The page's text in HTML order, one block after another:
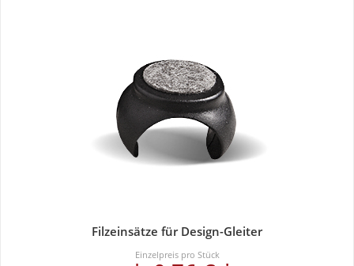
Filzeinsätze für Design-Gleiter
Einzelpreis pro Stück